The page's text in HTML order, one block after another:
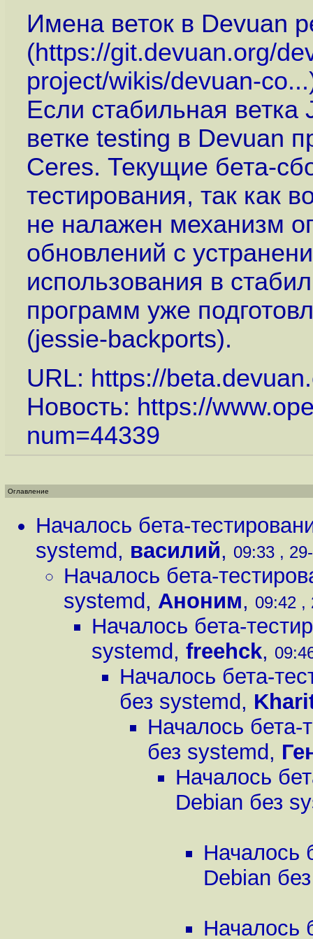
Имена веток в Devuan
(https://git.devuan.org/
project/wikis/devuan-co...
Если стабильная ветка
ветке testing в Devuan
Ceres. Текущие бета-
тестирования, так как
не налажен механизм
обновлений с
использования в
программ уже
(jessie-backports).
URL: https://
Новость: https://
num=44339
Оглавление
Началось бета-
systemd, василий, 09:33 ,
Началось бета-
systemd, Аноним, 09:42 ,
Началось бета-
systemd, freehck,
Началось бета-
без systemd,
Началось бета-
без systemd,
Началось
Debian без
Началось
Debian
Началось